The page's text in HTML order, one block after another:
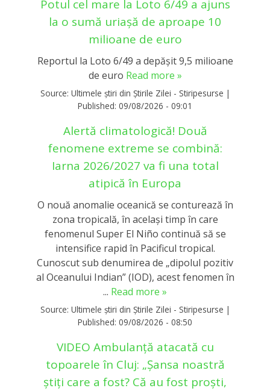
Potul cel mare la Loto 6/49 a ajuns
la o sumă uriașă de aproape 10
milioane de euro
Reportul la Loto 6/49 a depășit 9,5 milioane
de euro Read more »
Source: Ultimele știri din Știrile Zilei - Stiripesurse |
Published: 09/08/2026 - 09:01
Alertă climatologică! Două
fenomene extreme se combină:
Iarna 2026/2027 va fi una total
atipică în Europa
O nouă anomalie oceanică se conturează în
zona tropicală, în același timp în care
fenomenul Super El Niño continuă să se
intensifice rapid în Pacificul tropical.
Cunoscut sub denumirea de „dipolul pozitiv
al Oceanului Indian” (IOD), acest fenomen în
... Read more »
Source: Ultimele știri din Știrile Zilei - Stiripesurse |
Published: 09/08/2026 - 08:50
VIDEO Ambulanță atacată cu
topoarele în Cluj: „Șansa noastră
știți care a fost? Că au fost proști,